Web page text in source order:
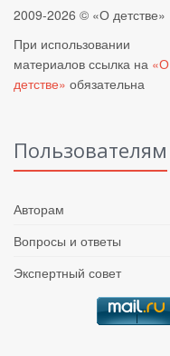
2009-2026 © «О детстве»
При использовании
материалов ссылка на «О
детстве» обязательна
Пользователям
Авторам
Вопросы и ответы
Экспертный совет